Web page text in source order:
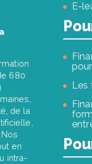
680
de la
en
intra-
E-
Les